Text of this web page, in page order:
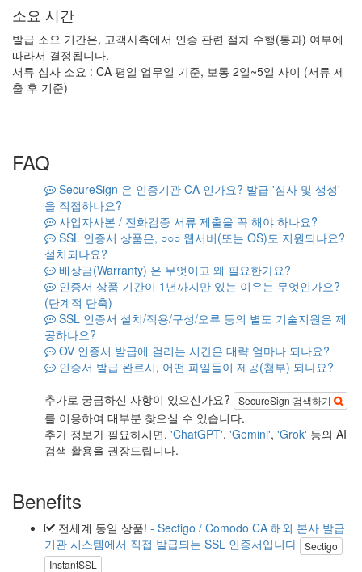
소요 시간
발급 소요 기간은, 고객사측에서 인증 관련 절차 수행(통과) 여부에
따라서 결정됩니다.
서류 심사 소요 : CA 평일 업무일 기준, 보통 2일~5일 사이 (서류 제
출 후 기준)
FAQ
SecureSign 은 인증기관 CA 인가요? 발급 '심사 및 생성'
을 직접하나요?
사업자사본 / 전화검증 서류 제출을 꼭 해야 하나요?
SSL 인증서 상품은, ○○○ 웹서버(또는 OS)도 지원되나요?
설치되나요?
배상금(Warranty) 은 무엇이고 왜 필요한가요?
인증서 상품 기간이 1년까지만 있는 이유는 무엇인가요?
(단계적 단축)
SSL 인증서 설치/적용/구성/오류 등의 별도 기술지원은 제
공하나요?
OV 인증서 발급에 걸리는 시간은 대략 얼마나 되나요?
인증서 발급 완료시, 어떤 파일들이 제공(첨부) 되나요?
추가로 궁금하신 사항이 있으신가요?
SecureSign 검색하기
를 이용하여 대부분 찾으실 수 있습니다.
추가 정보가 필요하시면, 'ChatGPT', 'Gemini', 'Grok' 등의 AI
검색 활용을 권장드립니다.
Benefits
전세계 동일 상품! - Sectigo / Comodo CA 해외 본사 발급
기관 시스템에서 직접 발급되는 SSL 인증서입니다 Sectigo
InstantSSL